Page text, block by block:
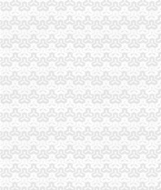
【58同城】重庆工商执照年
重庆渝北区代理记账个体
九龙坡区工商执照代办-重
料料：重庆渝北营业执照办
【渝北区亿源财税会计代理
渝北龙溪办营业执照在哪里
重庆渝北区贸易公司成立怎
渝北区餐饮营业执照代办_志
公司营业执照代办|重庆浩恩
重庆渝北新牌坊附近执照代